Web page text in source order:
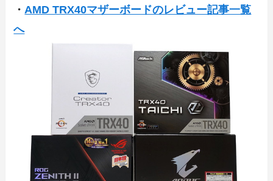
・ AMD TRX40マザーボードのレビュー記事一覧
へ